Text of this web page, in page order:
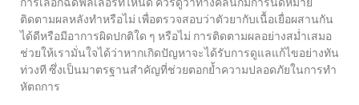
ติดตามผลหลังทำหรือไม่ เพื่อตรวจสอบว่าตัวยากับเนื้อเยื่อผสานกัน
ได้ดีหรือมีอาการผิดปกติใด ๆ หรือไม่ การติดตามผลอย่างสม่ำเสมอ
ช่วยให้เรามั่นใจได้ว่าหากเกิดปัญหาจะได้รับการดูแลแก้ไขอย่างทัน
ท่วงที ซึ่งเป็นมาตรฐานสำคัญที่ช่วยตอกย้ำความปลอดภัยในการทำ
หัตถการ